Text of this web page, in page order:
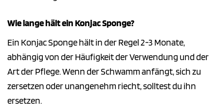
Wie lange hält ein Konjac Sponge?
Ein Konjac Sponge hält in der Regel 2-3 Monate,
abhängig von der Häufigkeit der Verwendung und der
Art der Pflege. Wenn der Schwamm anfängt, sich zu
zersetzen oder unangenehm riecht, solltest du ihn
ersetzen.